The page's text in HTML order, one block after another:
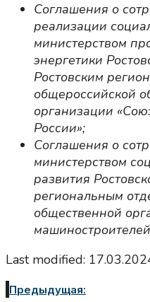
Соглашения о
реализации
министерством
энергетики
Ростовским
общероссийской
организации
России»;
Соглашения о
министерством
развития
региональным
общественной
машиностроителей
Last modified:
Предыдущая: